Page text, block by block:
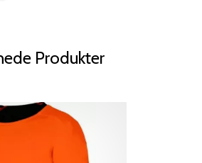
Produkter